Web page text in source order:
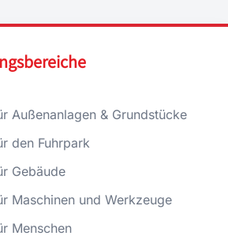
Außenanlagen & Grundstücke
den Fuhrpark
Gebäude
Maschinen und Werkzeuge
Menschen